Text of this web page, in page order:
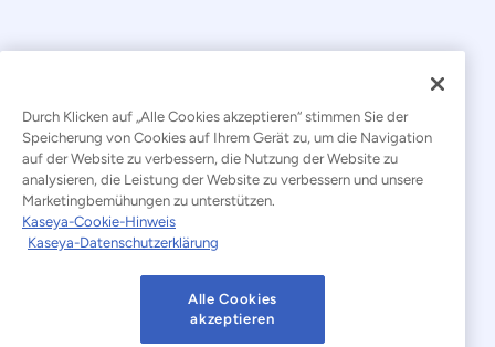
© 2026 Kaseya. Alle Rechte vorbehalten.
Deutsch
Erklärung zur Bekämpfung moderner Sklaverei
Nutzungsbedingungen der Website
Datenschutzerklärung Sitemap
Durch Klicken auf „Alle Cookies akzeptieren“ stimmen Sie der
Speicherung von Cookies auf Ihrem Gerät zu, um die Navigation
auf der Website zu verbessern, die Nutzung der Website zu
analysieren, die Leistung der Website zu verbessern und unsere
Marketingbemühungen zu unterstützen.
Kaseya-Cookie-Hinweis
Kaseya-Datenschutzerklärung
Alle Cookies
akzeptieren